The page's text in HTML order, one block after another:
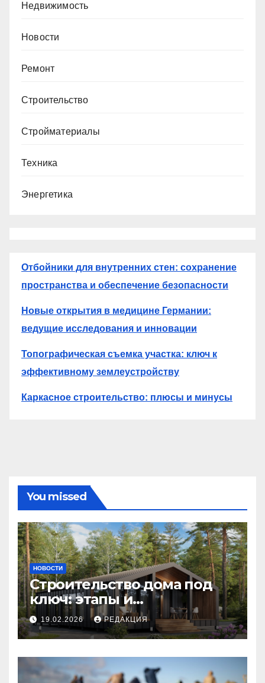
Недвижимость
Новости
Ремонт
Строительство
Стройматериалы
Техника
Энергетика
Отбойники для внутренних стен: сохранение
пространства и обеспечение безопасности
Новые открытия в медицине Германии:
ведущие исследования и инновации
Топографическая съемка участка: ключ к
эффективному землеустройству
Каркасное строительство: плюсы и минусы
You missed
НОВОСТИ
Строительство дома под
ключ: этапы и
планирование бюджета
19.02.2026 РЕДАКЦИЯ